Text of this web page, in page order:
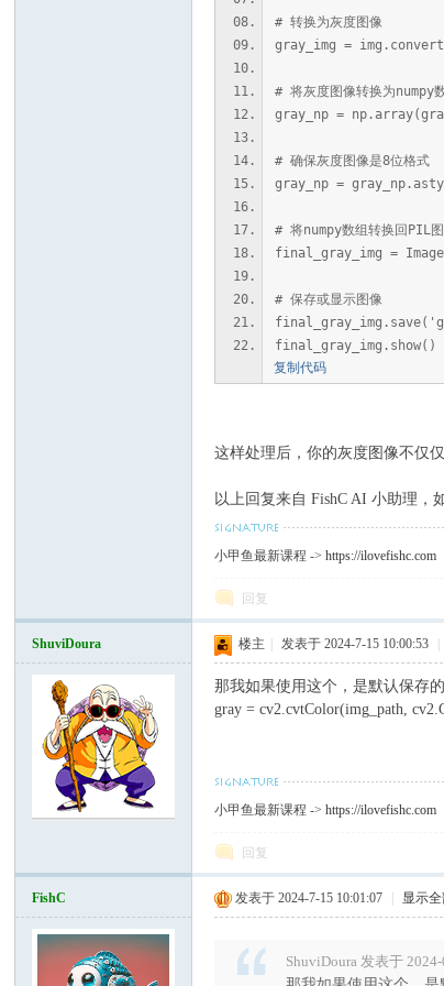
# 转换为灰度图像
gray_img =
# 将灰度图像转换为numpy
gray_np =
# 确保灰度图像是8位格式
gray_np =
# 将numpy数组转换回PIL
final_gray_img =
# 保存或显示图像
final_gray_img.show()
复制代码
这样处理后，你的灰度图像不仅
以上回复来自 FishC AI 小助理，
小甲鱼最新课程 ->https://ilovefishc.com
回复
ShuviDoura 楼主 发表于 2024-7-15 10:00:53
那我如果使用这个，是默认保存
gray = cv2.cvtColor(img_path,
小甲鱼最新课程 ->https://ilovefishc.com
回复
FishC 发表于 2024-7-15 10:01:07 显示
ShuviDoura 发表于